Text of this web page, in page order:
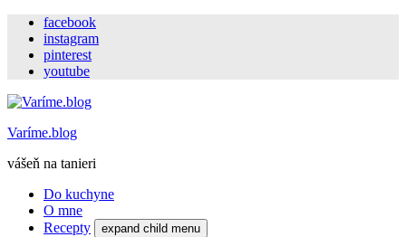
facebook
instagram
pinterest
youtube
Varíme.blog
vášeň na tanieri
Do kuchyne
O mne
Recepty
expand child menu